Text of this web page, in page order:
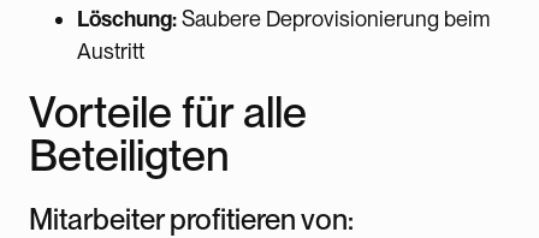
Löschung:Saubere Deprovisionierung beim
Austritt
Vorteile für alle
Beteiligten
Mitarbeiter profitieren von: